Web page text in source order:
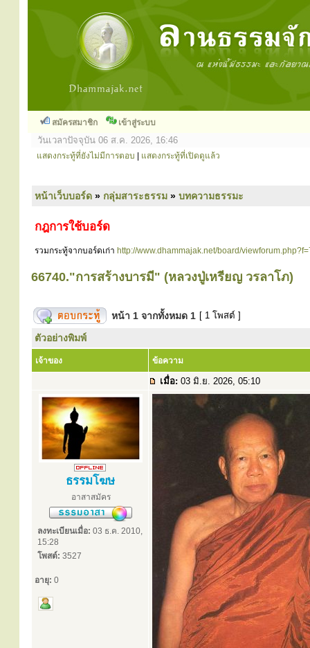
สมัครสมาชิก เข้าสู่ระบบ
วันเวลาปัจจุบัน 06 ส.ค. 2026, 16:46
แสดงกระทู้ที่ยังไม่มีการตอบ แสดงกระทู้ที่เปิดดูแล้ว
หน้าเว็บบอร์ด » กลุ่มสาระธรรม » บทความธรรมะ
กฎการใช้บอร์ด
รวมกระทู้จากบอร์ดเก่า http://www.dhammajak.net/board/
66740."การสร้างบารมี" (หลวงปู่เหรียญ วรลาโภ)
หน้า 1 จากทั้งหมด 1 [ 1 โพสต์ ]
ตัวอย่างพิมพ์
เจ้าของ ข้อความ
เมื่อ: 03 มิ.ย. 2026, 05:10
ธรรมโฆษ
อาสาสมัคร
ลงทะเบียนเมื่อ: 03 ธ.ค. 2010,
15:28
โพสต์: 3527
อายุ: 0